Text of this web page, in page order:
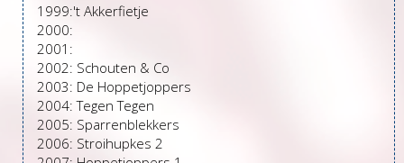
1999:'t Akkerfietje
2000:
2001:
2002: Schouten & Co
2003: De Hoppetjoppers
2004: Tegen Tegen
2005: Sparrenblekkers
2006: Stroihupkes 2